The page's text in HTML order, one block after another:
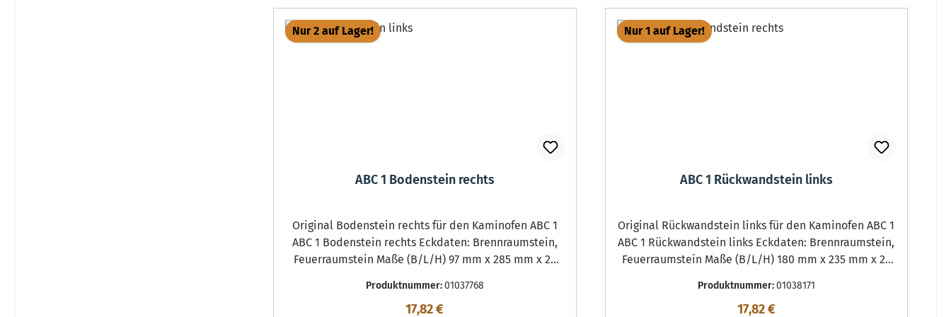
Nur 2 auf Lager!
ABC 1 Bodenstein rechts
Original Bodenstein rechts für den Kaminofen ABC 1
ABC 1 Bodenstein rechts Eckdaten: Brennraumstein,
Feuerraumstein Maße (B/L/H) 97 mm x 285 mm x 25
Produktnummer:01037768
Regulärer Preis:
17,82 €
Nur 1 auf Lager!
ABC 1 Rückwandstein links
Original Rückwandstein links für den Kaminofen ABC 1
ABC 1 Rückwandstein links Eckdaten: Brennraumstein,
Feuerraumstein Maße (B/L/H) 180 mm x 235 mm x 25
Produktnummer:01038171
Regulärer Preis:
17,82 €